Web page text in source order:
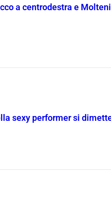
a centrodestra e
sexy performer si